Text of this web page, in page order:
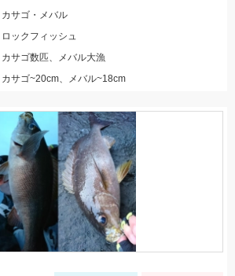
カサゴ・メバル
ロックフィッシュ
カサゴ数匹、メバル大漁
カサゴ~20cm、メバル~18cm